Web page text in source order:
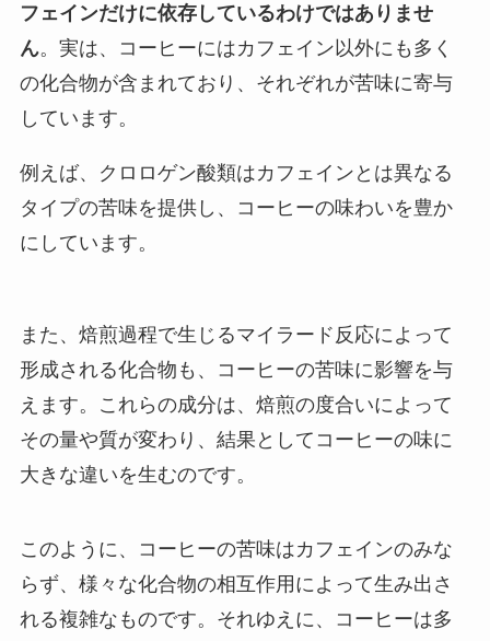
フェインだけに依存しているわけではありませ
ん。実は、コーヒーにはカフェイン以外にも多く
の化合物が含まれており、それぞれが苦味に寄与
しています。
例えば、クロロゲン酸類はカフェインとは異なる
タイプの苦味を提供し、コーヒーの味わいを豊か
にしています。
また、焙煎過程で生じるマイラード反応によって
形成される化合物も、コーヒーの苦味に影響を与
えます。これらの成分は、焙煎の度合いによって
その量や質が変わり、結果としてコーヒーの味に
大きな違いを生むのです。
このように、コーヒーの苦味はカフェインのみな
らず、様々な化合物の相互作用によって生み出さ
れる複雑なものです。それゆえに、コーヒーは多